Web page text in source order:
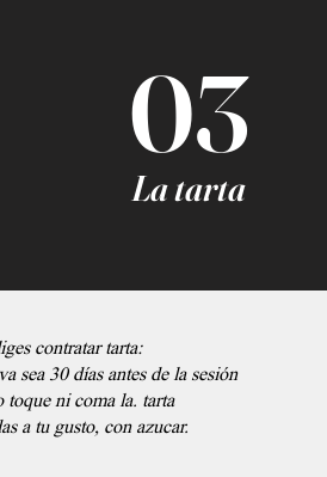
03
La tarta
contratar tarta:
sea 30 días antes de la sesión
toque ni coma la. tarta
a tu gusto, con azucar.